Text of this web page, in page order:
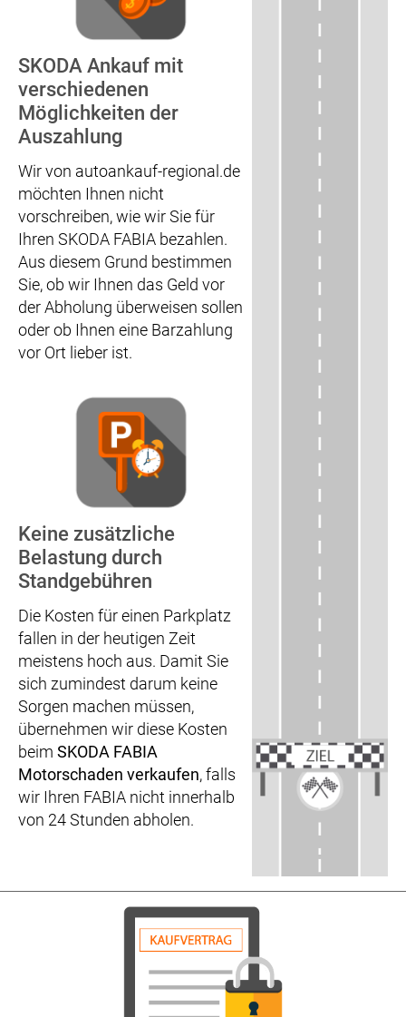
SKODA Ankauf mit
verschiedenen
Möglichkeiten der
Auszahlung
Wir von autoankauf-regional.de
möchten Ihnen nicht
vorschreiben, wie wir Sie für
Ihren SKODA FABIA bezahlen.
Aus diesem Grund bestimmen
Sie, ob wir Ihnen das Geld vor
der Abholung überweisen sollen
oder ob Ihnen eine Barzahlung
vor Ort lieber ist.
Keine zusätzliche
Belastung durch
Standgebühren
Die Kosten für einen Parkplatz
fallen in der heutigen Zeit
meistens hoch aus. Damit Sie
sich zumindest darum keine
Sorgen machen müssen,
übernehmen wir diese Kosten
beim SKODA FABIA
Motorschaden verkaufen, falls
wir Ihren FABIA nicht innerhalb
von 24 Stunden abholen.